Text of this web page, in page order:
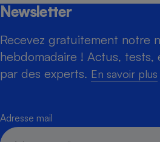
Newsletter
Recevez gratuitement notre
hebdomadaire ! Actus, tests,
par des experts. En savoir plus
Adresse mail